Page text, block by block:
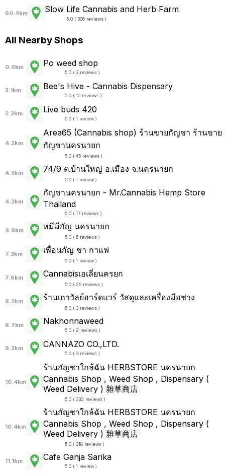
60.4km Slow Life Cannabis and Herb Farm
5.0 ( 306 reviews )
All Nearby Shops
0.0km Po weed shop
5.0 ( 3 reviews )
2.1km Bee's Hive - Cannabis Dispensary
5.0 ( 10 reviews )
2.2km Live buds 420
5.0 ( 1 review )
4.2km
Area65 (Cannabis shop) ร้านขายกัญชา ร้านขาย
กัญชานครนายก
5.0 ( 45 reviews )
4.3km 74/9 ต.บ้านใหญ่ อ.เมือง จ.นครนายก
5.0 ( 1 review )
4.3km
กัญชานครนายก - Mr.Cannabis Hemp Store
Thailand
5.0 ( 17 reviews )
4.9km หมีมีกัญ นครนายก
5.0 ( 6 reviews )
7.3km เพื่อนกัญ ชา กาแฟ
5.0 ( 1 review )
7.6km Cannabisเอเลี่ยนครยก
5.0 ( 25 reviews )
8.2km ร้านเถาวัลย์ฮาร์ดแวร์ วัสดุและเครื่องมือช่าง
5.0 ( 3 reviews )
8.7km Nakhonnaweed
5.0 ( 2 reviews )
9.2km CANNAZO CO.,LTD.
5.0 ( 3 reviews )
10.4km
ร้านกัญชาใกล้ฉัน HERBSTORE นครนายก
Cannabis Shop , Weed Shop , Dispensary (
Weed Delivery ) 雜草商店
5.0 ( 332 reviews )
10.4km
ร้านกัญชาใกล้ฉัน HERBSTORE นครนายก
Cannabis Shop , Weed Shop , Dispensary (
Weed Delivery ) 雜草商店
5.0 ( 318 reviews )
11.1km Cafe Ganja Sarika
5.0 ( 1 review )